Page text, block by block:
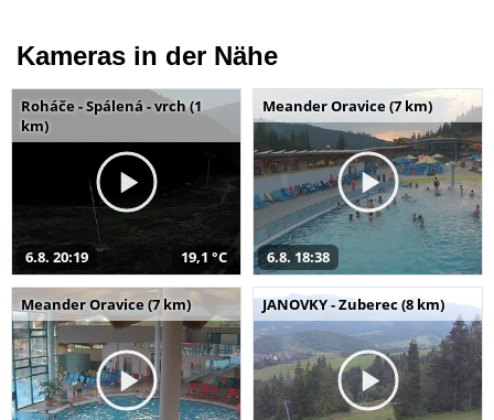
Kameras in der Nähe
Roháče - Spálená - vrch (1
km)
6.8. 20:19 19,1 °C
Meander Oravice (7 km)
6.8. 18:38
Meander Oravice (7 km) JANOVKY - Zuberec (8 km)